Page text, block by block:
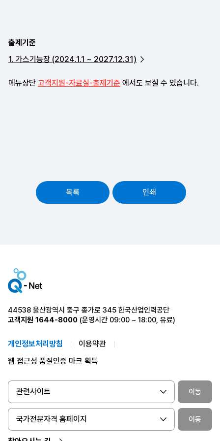
출제기준
1. 가스기능장 (2024.1.1 ~ 2027.12.31)
메뉴상단 고객지원-자료실-출제기준 에서도 보실 수 있습니다.
목록 인쇄
44538 울산광역시 중구 종가로 345 한국산업인력공단
고객지원 1644-8000 (운영시간 09:00 ~ 18:00, 유료)
개인정보처리방침
이용약관
웹 접근성 품질인증 마크 획득
관련사이트 이동
국가전문자격 홈페이지 이동